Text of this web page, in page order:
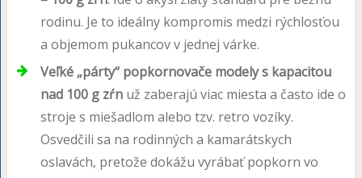
rodinu. Je to ideálny kompromis medzi rýchlosťou
a objemom pukancov v jednej várke.
Veľké „párty“ popkornovače modely s kapacitou
nad 100 g zŕnuž zaberajú viac miesta a často ide o
stroje s miešadlom alebo tzv. retro vozíky.
Osvedčili sa na rodinných a kamarátskych
oslavách, pretože dokážu vyrábať popkorn vo